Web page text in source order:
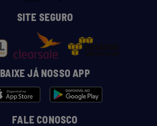
SITE SEGURO
BAIXE JÁ NOSSO APP
FALE CONOSCO